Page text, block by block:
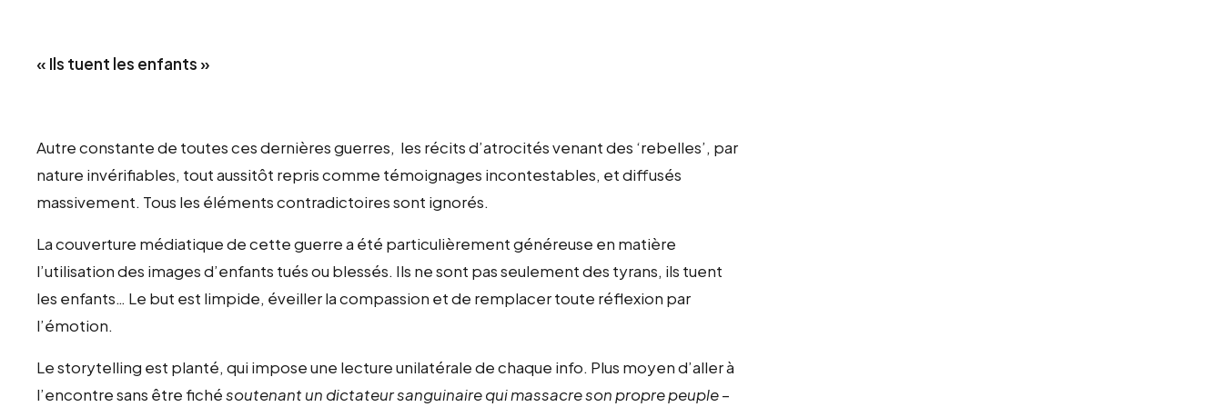
« Ils tuent les enfants »
Autre constante de toutes ces dernières guerres, les récits d’atrocités venant des ‘rebelles’, par
nature invérifiables, tout aussitôt repris comme témoignages incontestables, et diffusés
massivement. Tous les éléments contradictoires sont ignorés.
La couverture médiatique de cette guerre a été particulièrement généreuse en matière
l’utilisation des images d’enfants tués ou blessés. Ils ne sont pas seulement des tyrans, ils tuent
les enfants… Le but est limpide, éveiller la compassion et de remplacer toute réflexion par
l’émotion.
Le storytelling est planté, qui impose une lecture unilatérale de chaque info. Plus moyen d’aller à
l’encontre sans être fichésoutenant un dictateur sanguinaire qui massacre son propre peuple–